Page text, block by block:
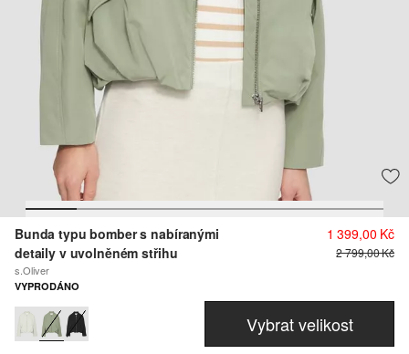
Bunda typu bomber s nabíranými
detaily v uvolněném střihu
s.Oliver
1 399,00 Kč
2 799,00 Kč
VYPRODÁNO
Vybrat velikost